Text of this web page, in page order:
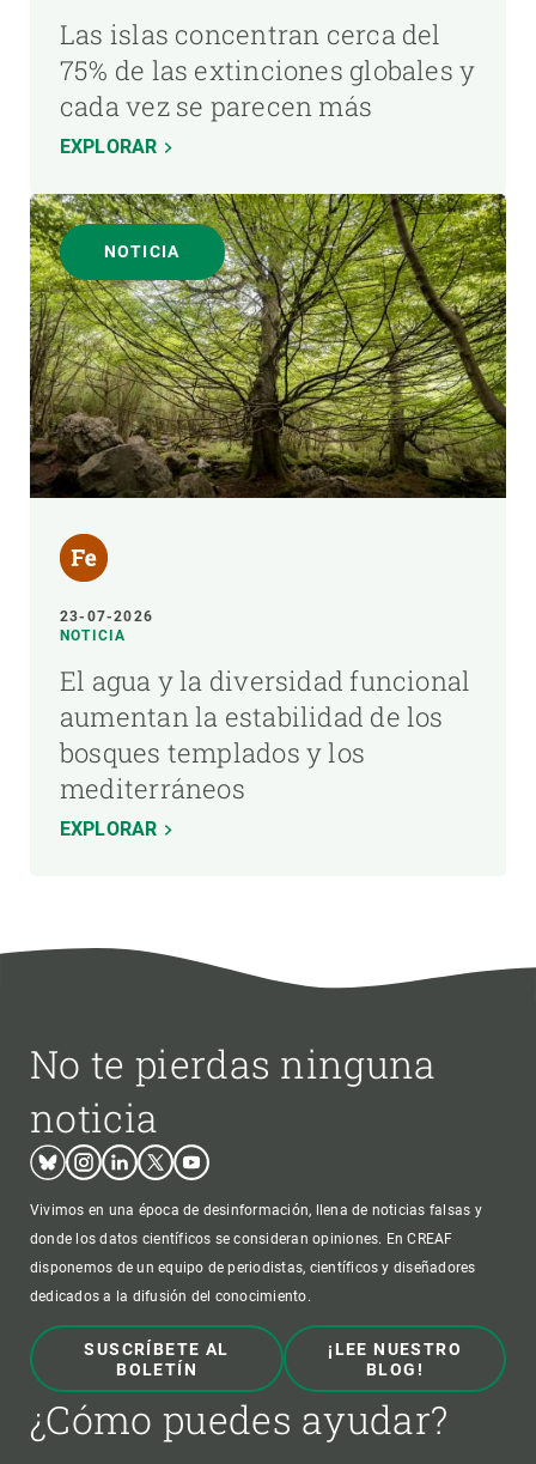
Las islas concentran cerca del
75% de las extinciones globales y
cada vez se parecen más
EXPLORAR
NOTICIA
23-07-2026
NOTICIA
El agua y la diversidad funcional
aumentan la estabilidad de los
bosques templados y los
mediterráneos
EXPLORAR
No te pierdas ninguna
noticia
BlueskyInstagram
LinkedinTwitterYoutube
Vivimos en una época de desinformación, llena de noticias falsas y
donde los datos científicos se consideran opiniones. En CREAF
disponemos de un equipo de periodistas, científicos y diseñadores
dedicados a la difusión del conocimiento.
SUSCRÍBETE AL
BOLETÍN
¡LEE NUESTRO
BLOG!
¿Cómo puedes ayudar?